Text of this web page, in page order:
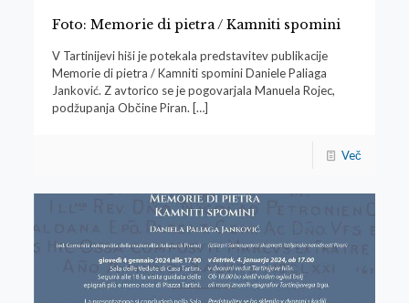
Foto: Memorie di pietra / Kamniti spomini
V Tartinijevi hiši je potekala predstavitev publikacije
Memorie di pietra / Kamniti spomini Daniele Paliaga
Janković. Z avtorico se je pogovarjala Manuela Rojec,
podžupanja Občine Piran. […]
Več